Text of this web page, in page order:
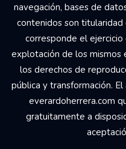
navegación, bases de
contenidos son
corresponde el
explotación de los mismos
los derechos de
pública y transformación.
everardoherrera.com
gratuitamente a